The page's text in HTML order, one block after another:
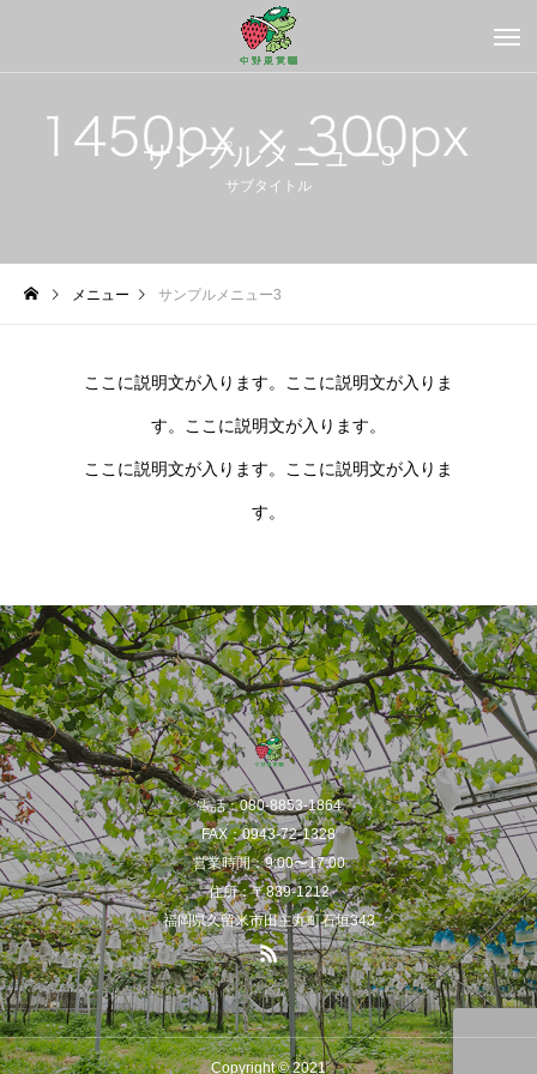
サンプルメニュー3
サブタイトル
メニュー サンプルメニュー3
ここに説明文が入ります。ここに説明文が入りま
す。ここに説明文が入ります。
ここに説明文が入ります。ここに説明文が入りま
す。
電話：080-8853-1864
FAX：0943-72-1328
営業時間：9:00〜17:00
住所：〒839-1212
福岡県久留米市田主丸町石垣343
Copyright © 2021